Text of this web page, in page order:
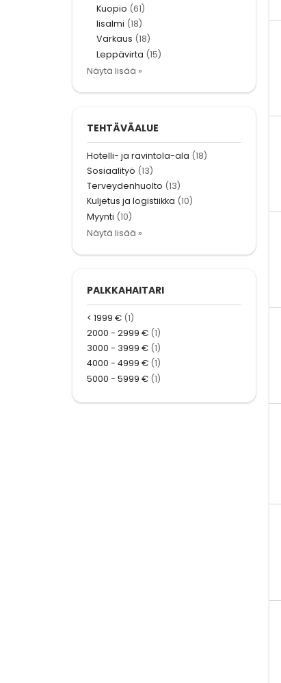
Kuopio (61)
Iisalmi (18)
Varkaus (18)
Leppävirta (15)
Näytä lisää »
TEHTÄVÄALUE
Hotelli- ja ravintola-ala (18)
Sosiaalityö (13)
Terveydenhuolto (13)
Kuljetus ja logistiikka (10)
Myynti (10)
Näytä lisää »
PALKKAHAITARI
< 1999 € (1)
2000 - 2999 € (1)
3000 - 3999 € (1)
4000 - 4999 € (1)
5000 - 5999 € (1)